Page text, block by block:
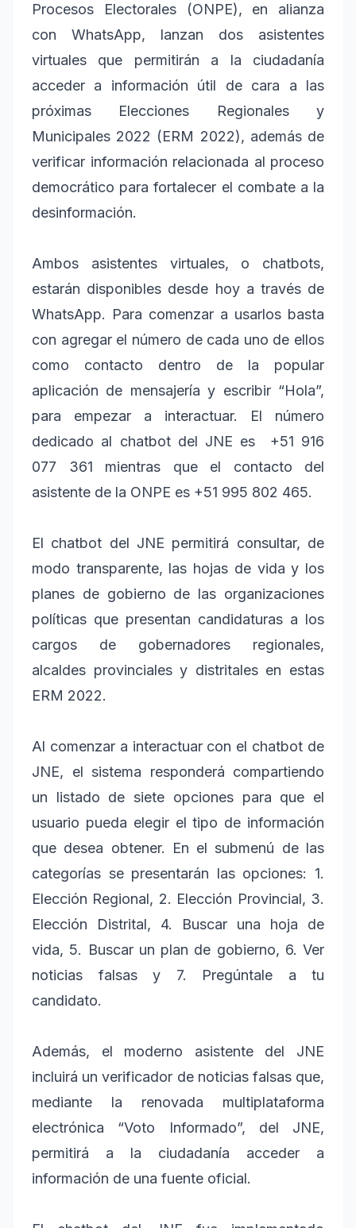
Procesos Electorales (ONPE), en alianza
con WhatsApp, lanzan dos asistentes
virtuales que permitirán a la ciudadanía
acceder a información útil de cara a las
próximas Elecciones Regionales y
Municipales 2022 (ERM 2022), además de
verificar información relacionada al proceso
democrático para fortalecer el combate a la
desinformación.
Ambos asistentes virtuales, o chatbots,
estarán disponibles desde hoy a través de
WhatsApp. Para comenzar a usarlos basta
con agregar el número de cada uno de ellos
como contacto dentro de la popular
aplicación de mensajería y escribir “Hola”,
para empezar a interactuar. El número
dedicado al chatbot del JNE es +51 916
077 361 mientras que el contacto del
asistente de la ONPE es +51 995 802 465.
El chatbot del JNE permitirá consultar, de
modo transparente, las hojas de vida y los
planes de gobierno de las organizaciones
políticas que presentan candidaturas a los
cargos de gobernadores regionales,
alcaldes provinciales y distritales en estas
ERM 2022.
Al comenzar a interactuar con el chatbot de
JNE, el sistema responderá compartiendo
un listado de siete opciones para que el
usuario pueda elegir el tipo de información
que desea obtener. En el submenú de las
categorías se presentarán las opciones: 1.
Elección Regional, 2. Elección Provincial, 3.
Elección Distrital, 4. Buscar una hoja de
vida, 5. Buscar un plan de gobierno, 6. Ver
noticias falsas y 7. Pregúntale a tu
candidato.
Además, el moderno asistente del JNE
incluirá un verificador de noticias falsas que,
mediante la renovada multiplataforma
electrónica “Voto Informado”, del JNE,
permitirá a la ciudadanía acceder a
información de una fuente oficial.